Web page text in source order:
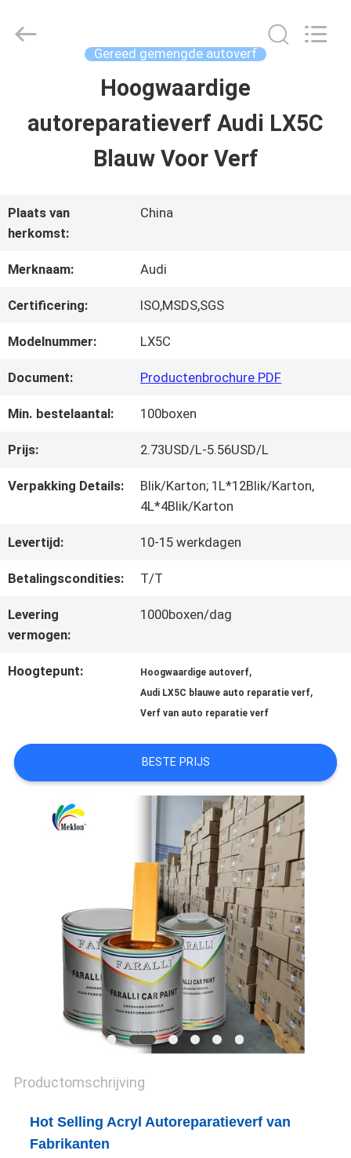
PRODUCTEN
VIDEOS
OVER
ONS
KWALITEITSCONTROLE
CONTACTEER
NIEUWS
VRAAG
EEN
SITEMAP
PRIVACYBELEID
Meklon
Reserved.
Gereed gemengde autoverf
Hoogwaardige
autoreparatieverf Audi LX5C
Blauw Voor Verf
Plaats van
herkomst:
China
Merknaam: Audi
Certificering: ISO,MSDS,SGS
Modelnummer: LX5C
Document: Productenbrochure PDF
Min. bestelaantal: 100boxen
Prijs: 2.73USD/L-5.56USD/L
Verpakking Details:
Blik/Karton; 1L*12Blik/Karton,
4L*4Blik/Karton
Levertijd: 10-15 werkdagen
Betalingscondities: T/T
Levering
vermogen:
1000boxen/dag
Hoogtepunt: Hoogwaardige autoverf,
Audi LX5C blauwe auto reparatie verf,
Verf van auto reparatie verf
BESTE PRIJS
Productomschrijving
Hot Selling Acryl Autoreparatieverf van
Fabrikanten